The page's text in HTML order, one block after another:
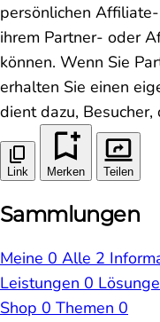
persönlichen
ihrem Partner- oder
können. Wenn Sie
erhalten Sie einen
dient dazu, Besucher,
Link Merken Teilen
Sammlungen
Meine 0 Alle 2
Leistungen 0
Shop 0 Themen 0